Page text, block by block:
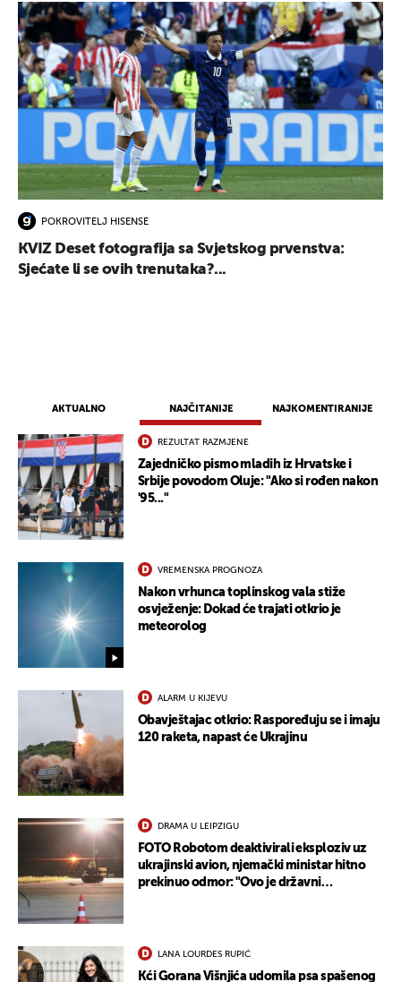
AKTUALNO NAJČITANIJE NAJKOMENTIRANIJE
REZULTAT RAZMJENE
Zajedničko pismo mladih iz Hrvatske i
Srbije povodom Oluje: "Ako si rođen nakon
'95..."
VREMENSKA PROGNOZA
Nakon vrhunca toplinskog vala stiže
osvježenje: Dokad će trajati otkrio je
meteorolog
ALARM U KIJEVU
Obavještajac otkrio: Raspoređuju se i imaju
120 raketa, napast će Ukrajinu
DRAMA U LEIPZIGU
FOTO Robotom deaktivirali eksploziv uz
ukrajinski avion, njemački ministar hitno
prekinuo odmor: "Ovo je državni
LANA LOURDES RUPIĆ
Kći Gorana Višnjića udomila psa spašenog
POKROVITELJ HISENSE
KVIZ Deset fotografija sa Svjetskog prvenstva:
Sjećate li se ovih trenutaka?...
UKLJUČITE NOTIFIKACIJE